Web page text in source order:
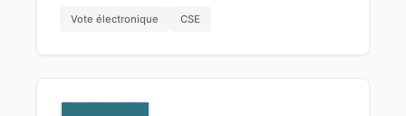
Vote électronique CSE